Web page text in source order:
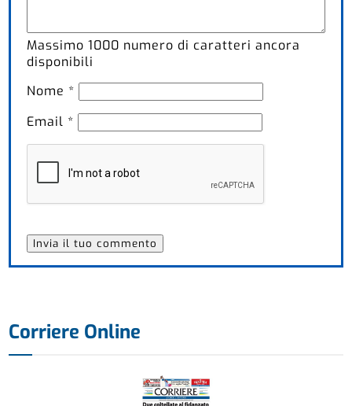
Massimo1000 numero di caratteri ancora
disponibili
Nome *
Email *
Corriere Online